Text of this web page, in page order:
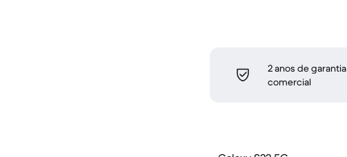
2 anos de garantia
comercial